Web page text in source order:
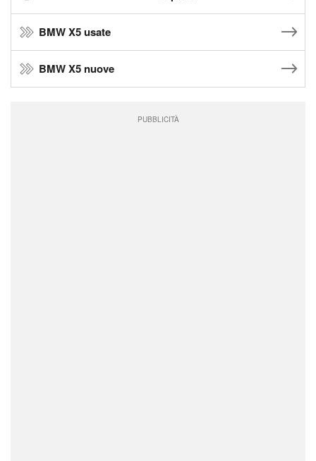
BMW X5 usate
BMW X5 nuove
PUBBLICITÀ